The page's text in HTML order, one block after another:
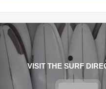
VISIT THE SURF